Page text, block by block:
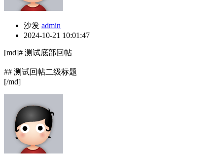
沙发 admin
2024-10-21 10:01:47
[md]# 测试底部回帖
## 测试回帖二级标题
[/md]